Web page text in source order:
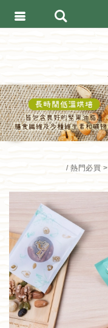
熱門必買